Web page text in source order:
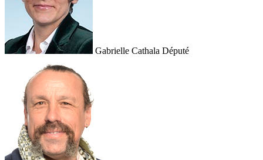
Gabrielle Cathala Député